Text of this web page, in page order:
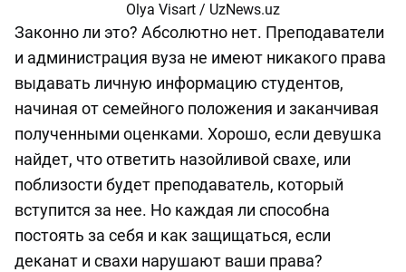
Olya Visart / UzNews.uz
Законно ли это? Абсолютно нет. Преподаватели
и администрация вуза не имеют никакого права
выдавать личную информацию студентов,
начиная от семейного положения и заканчивая
полученными оценками. Хорошо, если девушка
найдет, что ответить назойливой свахе, или
поблизости будет преподаватель, который
вступится за нее. Но каждая ли способна
постоять за себя и как защищаться, если
деканат и свахи нарушают ваши права?